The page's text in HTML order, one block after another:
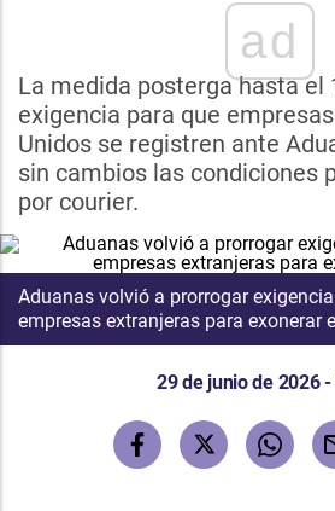
ad
La medida posterga hasta el
exigencia para que
Unidos se registren ante
sin cambios las condiciones
por courier.
Aduanas volvió a prorrogar
empresas extranjeras para exonerar
29 de junio de 2026